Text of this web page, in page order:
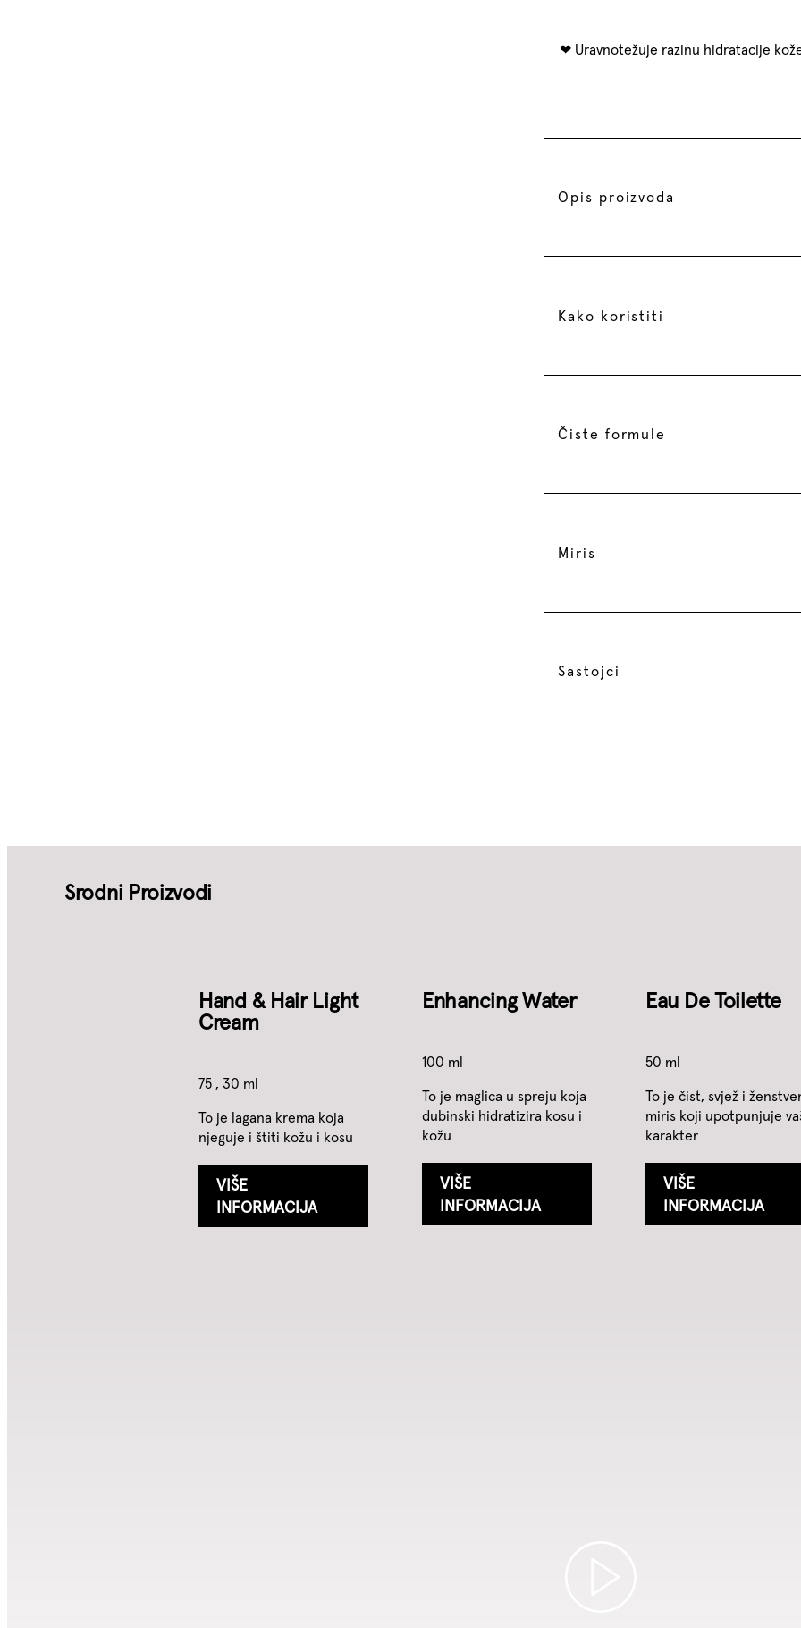
Uravnotežuje razinu hidratacije
Opis proizvoda
Kako koristiti
Čiste formule
Miris
Sastojci
Srodni Proizvodi
Hand & Hair Light
Cream
75 , 30 ml
To je lagana krema koja
njeguje i štiti kožu i kosu
VIŠE
INFORMACIJA
Enhancing Water
100 ml
To je maglica u spreju koja
dubinski hidratizira kosu i
kožu
VIŠE
INFORMACIJA
Eau De Toilette
50 ml
To je čist, svjež i
miris koji upotpunjuje
karakter
VIŠE
INFORMACIJA